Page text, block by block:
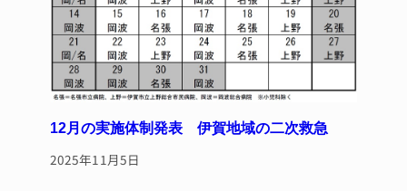
12月の実施体制発表 伊賀地域の二次救急
2025年11月5日